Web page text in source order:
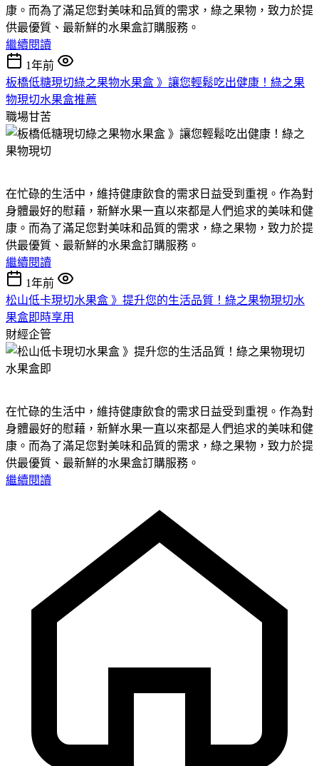
康。而為了滿足您對美味和品質的需求，綠之果物，致力於提
供最優質、最新鮮的水果盒訂購服務。
繼續閱讀
1年前
板橋低糖現切綠之果物水果盒 》讓您輕鬆吃出健康！綠之果
物現切水果盒推薦
職場甘苦
在忙碌的生活中，維持健康飲食的需求日益受到重視。作為對
身體最好的慰藉，新鮮水果一直以來都是人們追求的美味和健
康。而為了滿足您對美味和品質的需求，綠之果物，致力於提
供最優質、最新鮮的水果盒訂購服務。
繼續閱讀
1年前
松山低卡現切水果盒 》提升您的生活品質！綠之果物現切水
果盒即時享用
財經企管
在忙碌的生活中，維持健康飲食的需求日益受到重視。作為對
身體最好的慰藉，新鮮水果一直以來都是人們追求的美味和健
康。而為了滿足您對美味和品質的需求，綠之果物，致力於提
供最優質、最新鮮的水果盒訂購服務。
繼續閱讀